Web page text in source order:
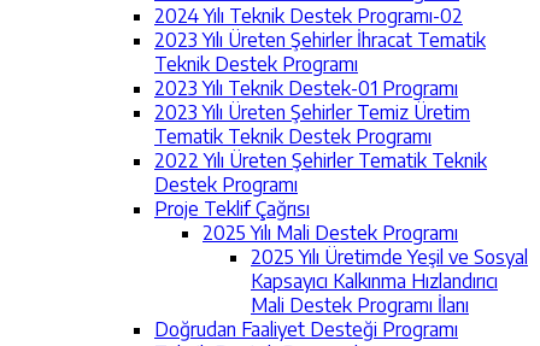
2024 Yılı Teknik Destek Programı-02
2023 Yılı Üreten Şehirler İhracat Tematik
Teknik Destek Programı
2023 Yılı Teknik Destek-01 Programı
2023 Yılı Üreten Şehirler Temiz Üretim
Tematik Teknik Destek Programı
2022 Yılı Üreten Şehirler Tematik Teknik
Destek Programı
Proje Teklif Çağrısı
2025 Yılı Mali Destek Programı
2025 Yılı Üretimde Yeşil ve Sosyal
Kapsayıcı Kalkınma Hızlandırıcı
Mali Destek Programı İlanı
Doğrudan Faaliyet Desteği Programı